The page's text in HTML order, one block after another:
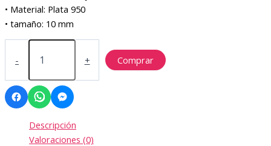
S/59.90.
S/56.91.
• Material: Plata 950
• tamaño: 10 mm
-
Aretes
hojas
reversible
cantidad
+ Comprar
Descripción
Valoraciones (0)